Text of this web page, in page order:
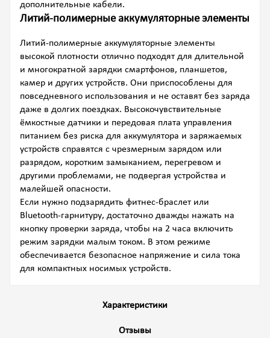
дополнительные кабели.
Литий-полимерные аккумуляторные элементы
Литий-полимерные аккумуляторные элементы
высокой плотности отлично подходят для длительной
и многократной зарядки смартфонов, планшетов,
камер и других устройств. Они приспособлены для
повседневного использования и не оставят без заряда
даже в долгих поездках. Высокочувствительные
ёмкостные датчики и передовая плата управления
питанием без риска для аккумулятора и заряжаемых
устройств справятся с чрезмерным зарядом или
разрядом, коротким замыканием, перегревом и
другими проблемами, не подвергая устройства и
малейшей опасности.
Если нужно подзарядить фитнес-браслет или
Bluetooth-гарнитуру, достаточно дважды нажать на
кнопку проверки заряда, чтобы на 2 часа включить
режим зарядки малым током. В этом режиме
обеспечивается безопасное напряжение и сила тока
для компактных носимых устройств.
Характеристики
Отзывы